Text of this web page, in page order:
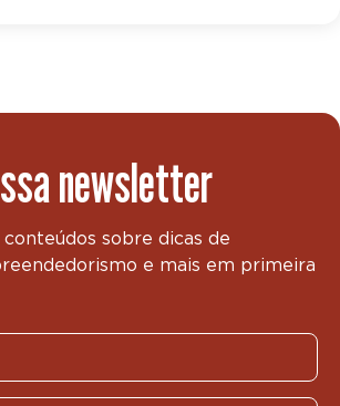
newsletter
conteúdos sobre dicas de
e mais em primeira